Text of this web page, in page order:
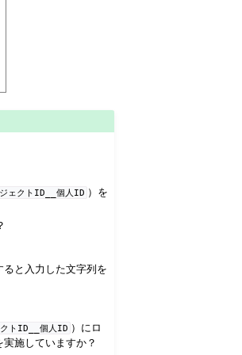
ェクトID__個人ID ）を
と入力した文字列を
クトID__個人ID ）にロ
施していますか？